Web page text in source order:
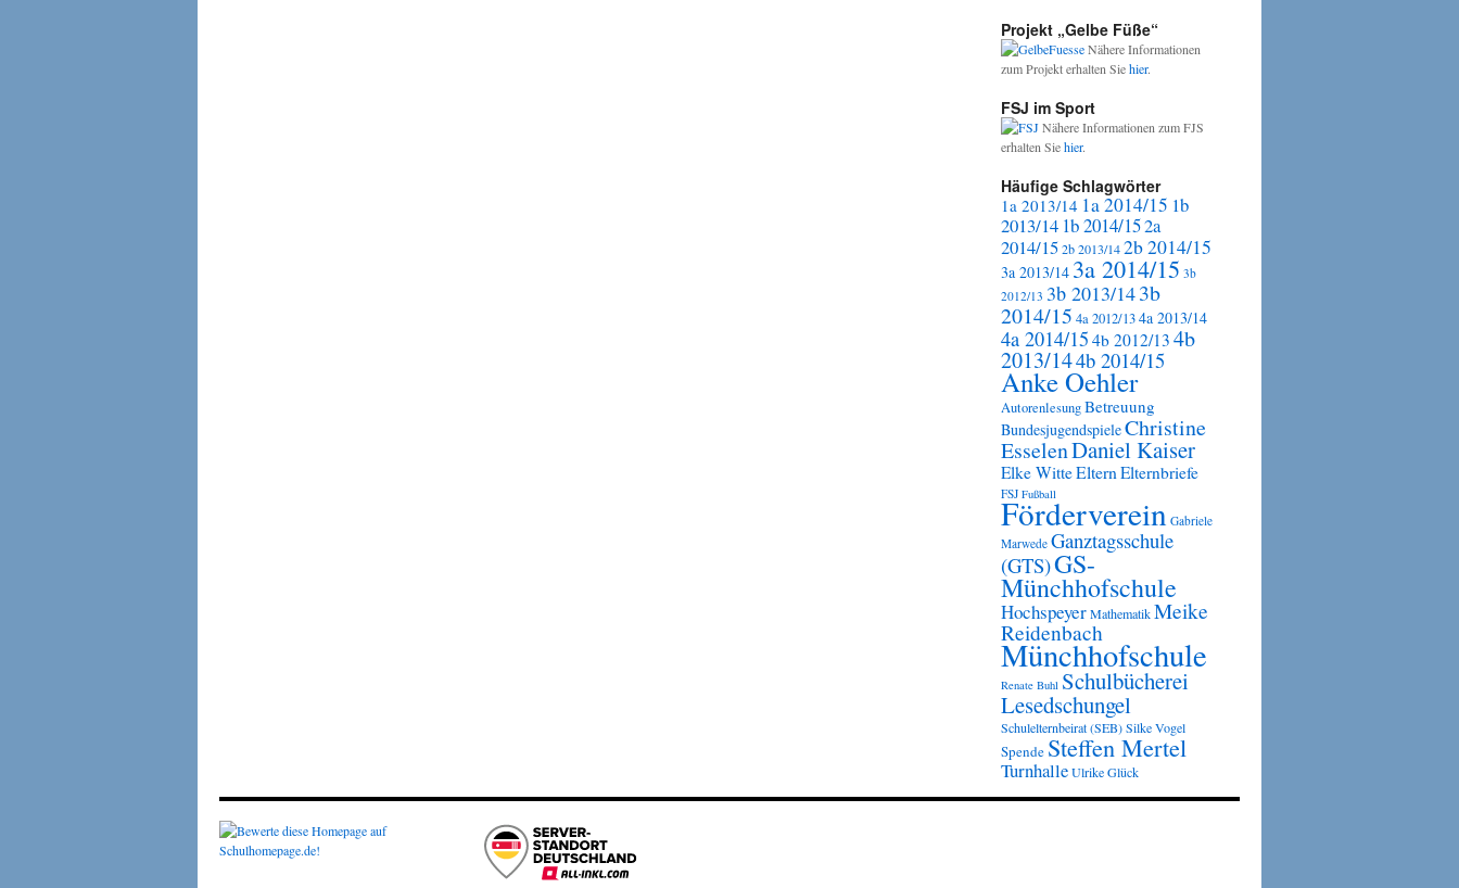
Projekt „Gelbe Füße“
Nähere Informationen
zum Projekt erhalten Siehier.
FSJ im Sport
Nähere Informationen zum FJS
erhalten Siehier.
Häufige Schlagwörter
1a 2013/14 1a 2014/15 1b
2013/14 1b 2014/152a
2014/152b 2013/142b 2014/15
3a 2013/14 3a 2014/15 3b
2012/13 3b 2013/143b
2014/15 4a 2012/134a 2013/14
4a 2014/15 4b 2012/13 4b
2013/144b 2014/15
Anke Oehler
AutorenlesungBetreuung
BundesjugendspieleChristine
EsselenDaniel Kaiser
Elke WitteEltern Elternbriefe
FSJ Fußball
Förderverein Gabriele
Marwede Ganztagsschule
(GTS)GS-
Münchhofschule
HochspeyerMathematikMeike
Reidenbach
Münchhofschule
Renate Buhl Schulbücherei
Lesedschungel
Schulelternbeirat (SEB)Silke Vogel
Spende Steffen Mertel
TurnhalleUlrike Glück